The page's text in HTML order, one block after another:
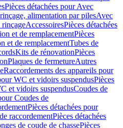
Pièces détachées pour Avec
alimentation par pilesAvec
rinçageAccessoiresPièces détachées
et de remplacementPièces
et de remplacementTubes de
Kits de rénovationPièces
Plaques de fermetureAutres
Raccordements des appareils pour
WC et vidoirs suspendusPièces
et vidoirs suspendusCoudes de
Coudes de
Pièces détachées pour
raccordementPièces détachées
de coude de chassePièces